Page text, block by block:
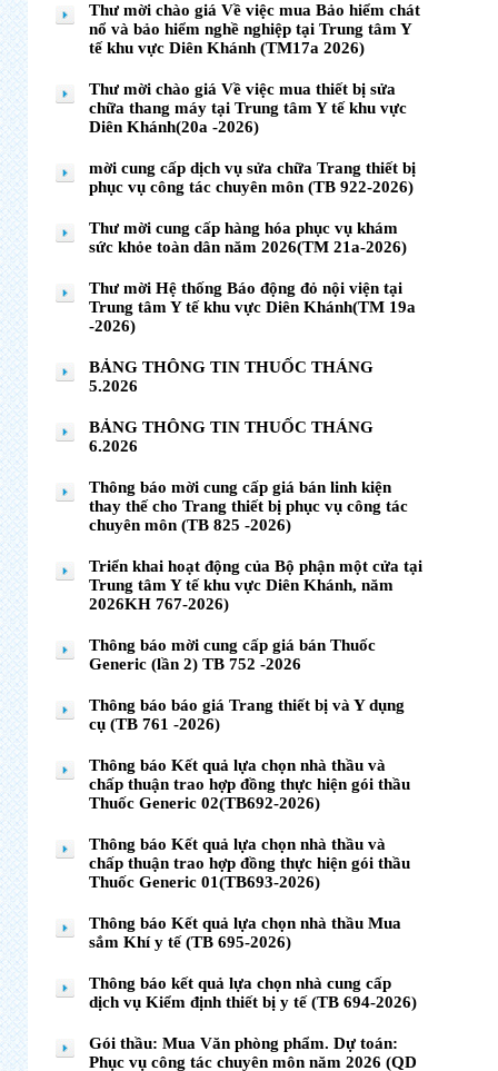
Thư mời chào giá Về việc mua Bảo hiểm chát
nổ và bảo hiểm nghề nghiệp tại Trung tâm Y
tế khu vực Diên Khánh (TM17a 2026)
Thư mời chào giá Về việc mua thiết bị sửa
chữa thang máy tại Trung tâm Y tế khu vực
Diên Khánh(20a -2026)
mời cung cấp dịch vụ sửa chữa Trang thiết bị
phục vụ công tác chuyên môn (TB 922-2026)
Thư mời cung cấp hàng hóa phục vụ khám
sức khỏe toàn dân năm 2026(TM 21a-2026)
Thư mời Hệ thống Báo động đỏ nội viện tại
Trung tâm Y tế khu vực Diên Khánh(TM 19a
-2026)
BẢNG THÔNG TIN THUỐC THÁNG
5.2026
BẢNG THÔNG TIN THUỐC THÁNG
6.2026
Thông báo mời cung cấp giá bán linh kiện
thay thế cho Trang thiết bị phục vụ công tác
chuyên môn (TB 825 -2026)
Triển khai hoạt động của Bộ phận một cửa tại
Trung tâm Y tế khu vực Diên Khánh, năm
2026KH 767-2026)
Thông báo mời cung cấp giá bán Thuốc
Generic (lần 2) TB 752 -2026
Thông báo báo giá Trang thiết bị và Y dụng
cụ (TB 761 -2026)
Thông báo Kết quả lựa chọn nhà thầu và
chấp thuận trao hợp đồng thực hiện gói thầu
Thuốc Generic 02(TB692-2026)
Thông báo Kết quả lựa chọn nhà thầu và
chấp thuận trao hợp đồng thực hiện gói thầu
Thuốc Generic 01(TB693-2026)
Thông báo Kết quả lựa chọn nhà thầu Mua
sắm Khí y tế (TB 695-2026)
Thông báo kết quả lựa chọn nhà cung cấp
dịch vụ Kiểm định thiết bị y tế (TB 694-2026)
Gói thầu: Mua Văn phòng phẩm. Dự toán:
Phục vụ công tác chuyên môn năm 2026 (QD